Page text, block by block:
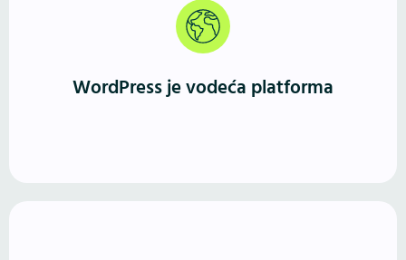
WordPress je vodeća platforma
Više od 40% sajtova pokreće WordPress. Godinama
potvrđeno, fleksibilno i stabilno rešenje — jednako
veće sisteme i WooCommerce prodavnice.